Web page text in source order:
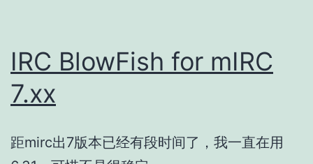
IRC BlowFish for mIRC
7.xx
距mirc出7版本已经有段时间了，我一直在用